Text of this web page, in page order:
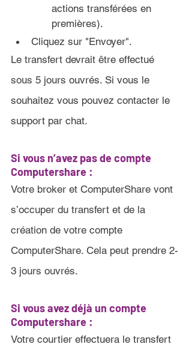
actions transférées en
premières).
Cliquez sur "Envoyer".
Le transfert devrait être effectué
sous 5 jours ouvrés. Si vous le
souhaitez vous pouvez contacter le
support par chat.
Si vous n’avez pas de compte
Computershare :
Votre broker et ComputerShare vont
s’occuper du transfert et de la
création de votre compte
ComputerShare. Cela peut prendre 2-
3 jours ouvrés.
Si vous avez déjà un compte
Computershare :
Votre courtier effectuera le transfert